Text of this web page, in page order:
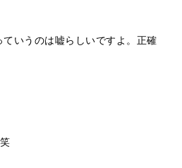
ていうのは嘘らしいですよ。正確